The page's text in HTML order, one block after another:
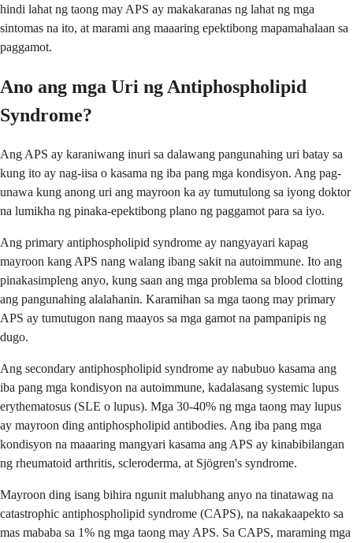
hindi lahat ng taong may APS ay makakaranas ng lahat ng mga
sintomas na ito, at marami ang maaaring epektibong mapamahalaan sa
paggamot.
Ano ang mga Uri ng Antiphospholipid
Syndrome?
Ang APS ay karaniwang inuri sa dalawang pangunahing uri batay sa
kung ito ay nag-iisa o kasama ng iba pang mga kondisyon. Ang pag-
unawa kung anong uri ang mayroon ka ay tumutulong sa iyong doktor
na lumikha ng pinaka-epektibong plano ng paggamot para sa iyo.
Ang primary antiphospholipid syndrome ay nangyayari kapag
mayroon kang APS nang walang ibang sakit na autoimmune. Ito ang
pinakasimpleng anyo, kung saan ang mga problema sa blood clotting
ang pangunahing alalahanin. Karamihan sa mga taong may primary
APS ay tumutugon nang maayos sa mga gamot na pampanipis ng
dugo.
Ang secondary antiphospholipid syndrome ay nabubuo kasama ang
iba pang mga kondisyon na autoimmune, kadalasang systemic lupus
erythematosus (SLE o lupus). Mga 30-40% ng mga taong may lupus
ay mayroon ding antiphospholipid antibodies. Ang iba pang mga
kondisyon na maaaring mangyari kasama ang APS ay kinabibilangan
ng rheumatoid arthritis, scleroderma, at Sjögren's syndrome.
Mayroon ding isang bihira ngunit malubhang anyo na tinatawag na
catastrophic antiphospholipid syndrome (CAPS), na nakakaapekto sa
mas mababa sa 1% ng mga taong may APS. Sa CAPS, maraming mga